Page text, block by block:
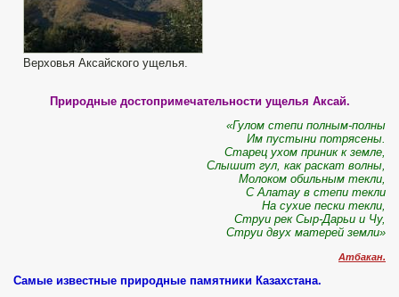
Верховья Аксайского ущелья.
Природные достопримечательности ущелья Аксай.
«Гулом степи полным-полны
Им пустыни потрясены.
Старец ухом приник к земле,
Слышит гул, как раскат волны,
Молоком обильным текли,
С Алатау в степи текли
На сухие пески текли,
Струи рек Сыр-Дарьи и Чу,
Струи двух матерей земли»
Атбакан.
Самые известные природные памятники Казахстана.